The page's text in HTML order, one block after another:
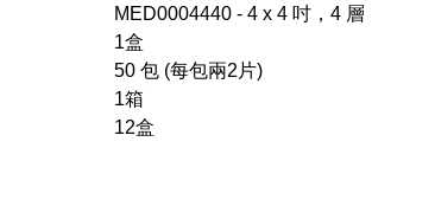
MED0004440 - 4 x 4 吋，4 層
1盒
50 包 (每包兩2片)
1箱
12盒